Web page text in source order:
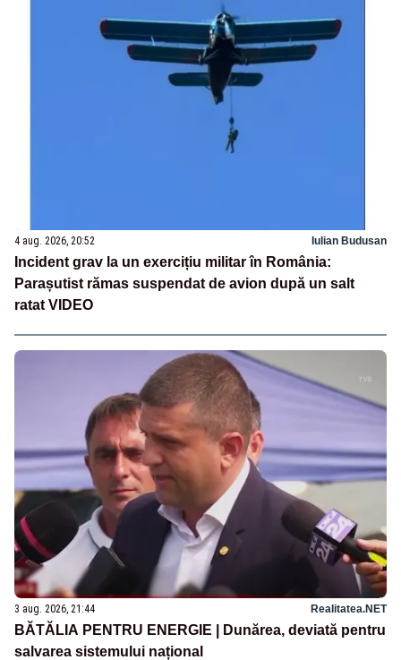
4 aug. 2026, 20:52 Iulian Budusan
Incident grav la un exercițiu militar în România:
Parașutist rămas suspendat de avion după un salt
ratat VIDEO
3 aug. 2026, 21:44 Realitatea.NET
BĂTĂLIA PENTRU ENERGIE | Dunărea, deviată pentru
salvarea sistemului național